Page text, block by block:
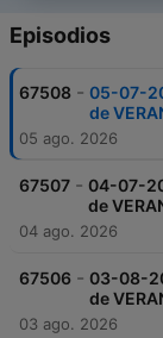
Episodios
67508 - 05-07-
de
05 ago. 2026
67507 - 04-07-
de
04 ago. 2026
67506 - 03-08-
de
03 ago. 2026